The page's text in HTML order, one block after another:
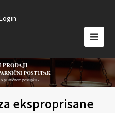
PRODAJI
POSTUPAK
parničnom postupku -
eksproprisane